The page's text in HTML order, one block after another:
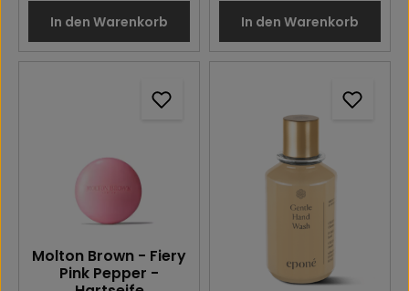
In den Warenkorb In den Warenkorb
Molton Brown - Fiery
Pink Pepper -